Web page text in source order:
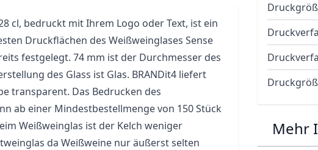
cl, bedruckt mit Ihrem Logo oder Text, ist ein
Druckflächen des Weißweinglases Sense
festgelegt. 74 mm ist der Durchmesser des
des Glass ist Glas. BRANDit4 liefert
transparent. Das Bedrucken des
ab einer Mindestbestellmenge von 150 Stück
Weißweinglas ist der Kelch weniger
da Weißweine nur äußerst selten
Mehr